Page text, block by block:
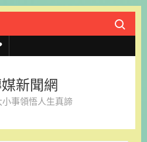
Search
官
LINE新聞網
事領悟人生真諦